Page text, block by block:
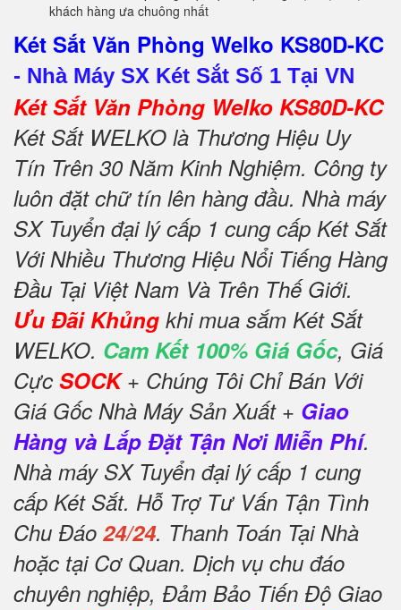
khách hàng ưa chuông nhất
Két Sắt Văn Phòng Welko KS80D-KC
- Nhà Máy SX Két Sắt Số 1 Tại VN
Két Sắt Văn Phòng Welko KS80D-KC
Két Sắt WELKO là Thương Hiệu Uy
Tín Trên 30 Năm Kinh Nghiệm. Công ty
luôn đặt chữ tín lên hàng đầu. Nhà máy
SX Tuyển đại lý cấp 1 cung cấp Két Sắt
Với Nhiều Thương Hiệu Nổi Tiếng Hàng
Đầu Tại Việt Nam Và Trên Thế Giới.
Ưu Đãi Khủng khi mua sắm Két Sắt
WELKO. Cam Kết 100% Giá Gốc, Giá
Cực SOCK+ Chúng Tôi Chỉ Bán Với
Giá Gốc Nhà Máy Sản Xuất + Giao
Hàng và Lắp Đặt Tận Nơi Miễn Phí.
Nhà máy SX Tuyển đại lý cấp 1 cung
cấp Két Sắt. Hỗ Trợ Tư Vấn Tận Tình
Chu Đáo 24/24. Thanh Toán Tại Nhà
hoặc tại Cơ Quan. Dịch vụ chu đáo
chuyên nghiệp, Đảm Bảo Tiến Độ Giao